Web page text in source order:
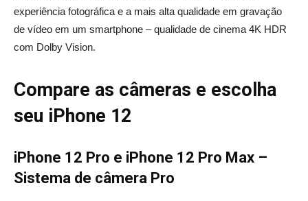
experiência fotográfica e a mais alta qualidade em gravação
de vídeo em um smartphone – qualidade de cinema 4K HDR
com Dolby Vision.
Compare as câmeras e escolha
seu iPhone 12
iPhone 12 Pro e iPhone 12 Pro Max –
Sistema de câmera Pro